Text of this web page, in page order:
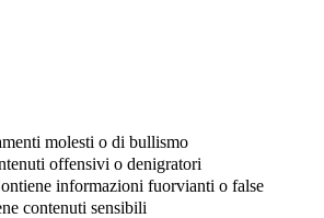
molesti o di bullismo
offensivi o denigratori
informazioni fuorvianti o false
contenuti sensibili